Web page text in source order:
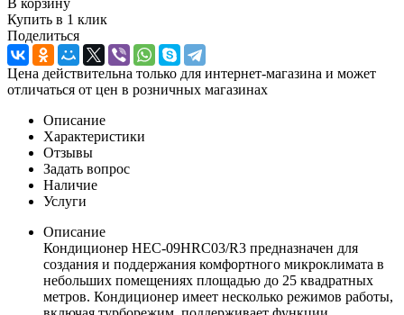
В корзину
Купить в 1 клик
Поделиться
Цена действительна только для интернет-магазина и может
отличаться от цен в розничных магазинах
Описание
Характеристики
Отзывы
Задать вопрос
Наличие
Услуги
Описание
Кондиционер HEC-09HRC03/R3 предназначен для
создания и поддержания комфортного микроклимата в
небольших помещениях площадью до 25 квадратных
метров. Кондиционер имеет несколько режимов работы,